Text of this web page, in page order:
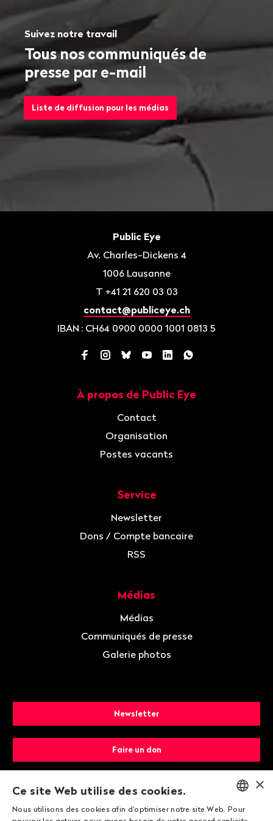
Suivez notre travail
Tous nos communiqués de
presse par e-mail
Liste de diffusion pour les médias
Public Eye
Av. Charles-Dickens 4
1006 Lausanne
T +41 21 620 03 03
contact@publiceye.ch
IBAN : CH64 0900 0000 1001 0813 5
Facebook
Instagram
BlueskyYouTube
LinkedInWhatsApp
À propos de Public Eye
Contact
Organisation
Postes vacants
Service
Newsletter
Dons / Compte bancaire
RSS
Médias
Médias
Communiqués de presse
Galerie photos
Newsletter
Faire un don
Devenir membre
ENGLISH
×
Ce site Web utilise des cookies.
Nous utilisons des cookies afin d'optimiser notre site Web. Pour